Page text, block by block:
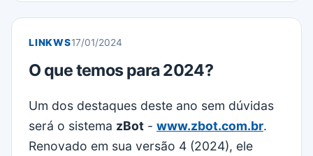
LINKWS17/01/2024
O que temos para 2024?
Um dos destaques deste ano sem dúvidas
será o sistema zBot - www.zbot.com.br.
Renovado em sua versão 4 (2024), ele